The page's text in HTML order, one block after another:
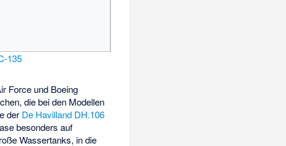
135
Force und Boeing
die bei den Modellen
der De Havilland DH.106
besonders auf
Wassertanks, in die